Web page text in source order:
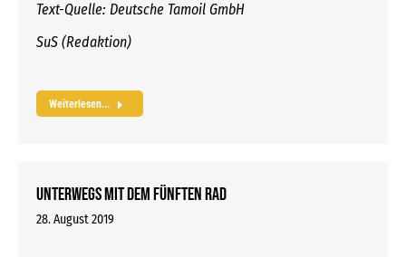
Text-Quelle: Deutsche Tamoil GmbH
SuS (Redaktion)
Weiterlesen...
Unterwegs mit dem fünften Rad
28. August 2019